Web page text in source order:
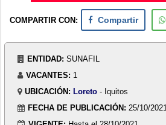
COMPARTIR CON: Compartir
ENTIDAD: SUNAFIL
VACANTES: 1
UBICACIÓN: Loreto - Iquitos
FECHA DE PUBLICACIÓN: 25/10/2021